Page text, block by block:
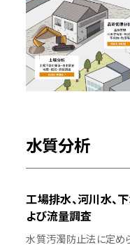
採⽤情報
お問い合わせ
水質分析
工場排水、河川水、
よび流量調査
水質汚濁防止法に定め